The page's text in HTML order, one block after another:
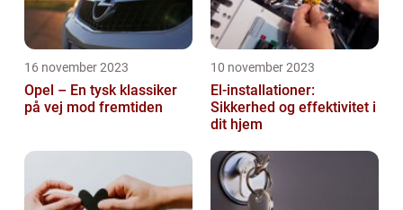
16 november 2023
Opel – En tysk klassiker
på vej mod fremtiden
10 november 2023
El-installationer:
Sikkerhed og effektivitet i
dit hjem